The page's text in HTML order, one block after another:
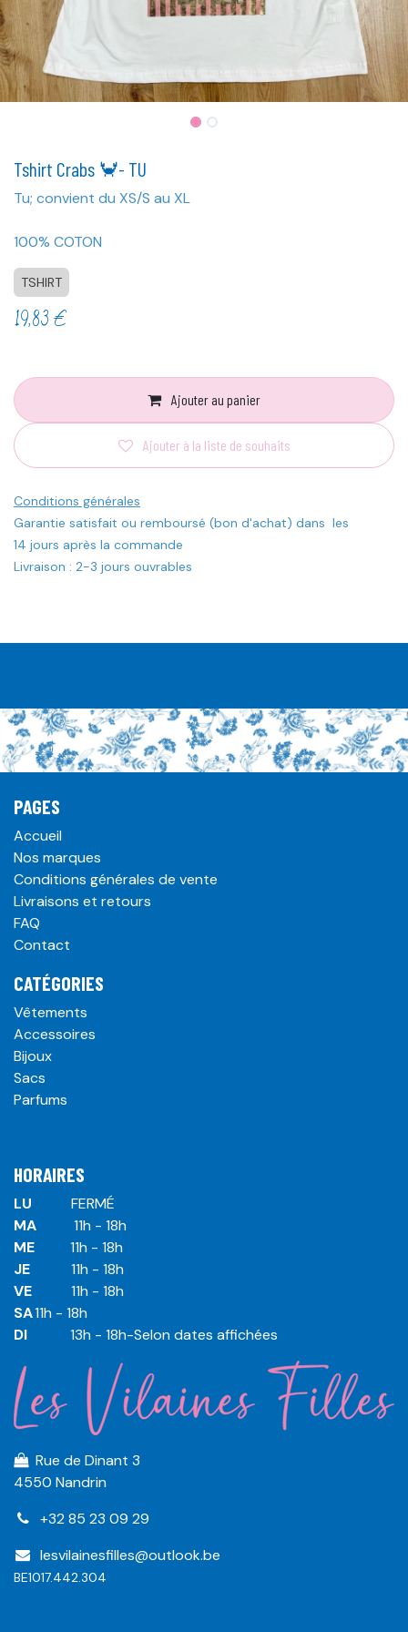
Tshirt Crabs 🦀- TU
Tu; convient du XS/S au XL
100% COTON
TSHIRT
19,83€
Ajouter au panier
Ajouter à la liste de souhaits
Conditions générales
Garantie satisfait ou remboursé (bon d'achat) dans les
14 jours après la commande
Livraison : 2-3 jours ouvrables
PAGES
Accueil
Nos marques
Conditions générales de vente
Livraisons et retours
FAQ
Contact
CATÉGORIES
Vêtements
Accessoires
Bijoux
Sacs
Parfums
HORAIRES
LU
​ ​FERMÉ
MA
​11h - 18h
ME
​11h - 18h
JE
​​11h - 18h
VE
​​​11h - 18h
SA​​​11h - 18h
DI
​​​ 13h - 18h-Selon dates affichées
Rue de Dinant 3
4550 Nandrin
+32 85 23 09 29
lesvilainesfilles@outlook.be
BE1017.442.304